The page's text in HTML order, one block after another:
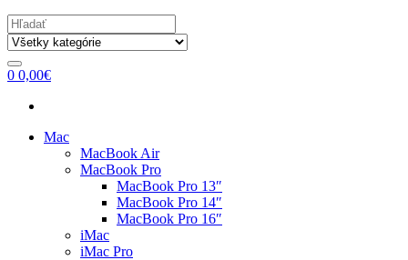
Search
for:
0 0,00€
Mac
MacBook Air
MacBook Pro
MacBook Pro 13″
MacBook Pro 14″
MacBook Pro 16″
iMac
iMac Pro